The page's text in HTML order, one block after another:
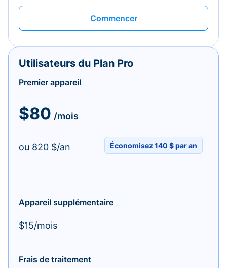
Commencer
Utilisateurs du Plan Pro
Premier appareil
$80 /mois
ou 820 $/an Économisez 140 $ par an
Appareil supplémentaire
$15/mois
Frais de traitement